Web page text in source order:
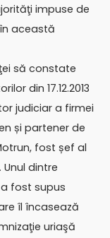
impuse de
această
să constate
din 17.12.2013
judiciar a firmei
și partener de
fost șef al
dintre
fost supus
îl încasează
uriaşă